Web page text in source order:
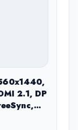
2.1, DP